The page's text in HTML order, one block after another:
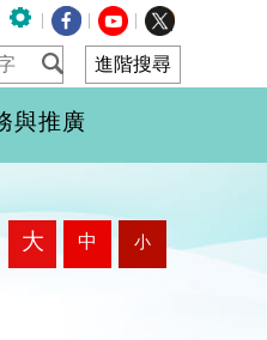
| | |
與推廣
大 中 小